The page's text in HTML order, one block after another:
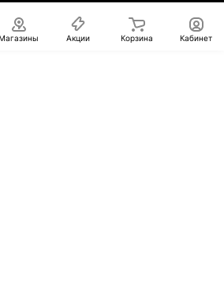
Акции Корзина Кабинет